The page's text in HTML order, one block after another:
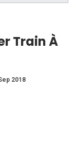
Train À
2018